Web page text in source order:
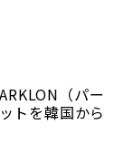
（パー
トを韓国から